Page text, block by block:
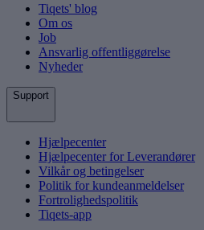
Tiqets' blog
Om os
Job
Ansvarlig offentliggørelse
Nyheder
Support
Hjælpecenter
Hjælpecenter for Leverandører
Vilkår og betingelser
Politik for kundeanmeldelser
Fortrolighedspolitik
Tiqets-app